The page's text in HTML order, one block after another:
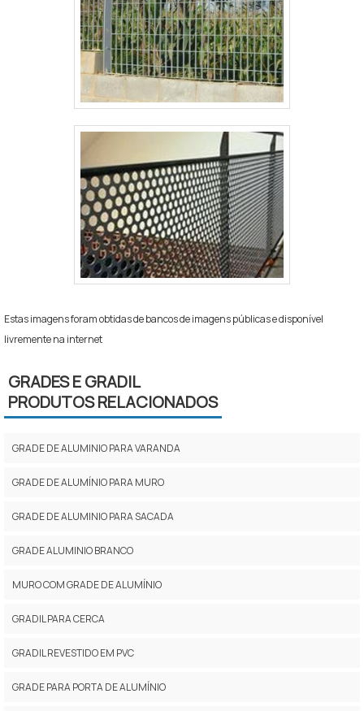
Estas imagens foram obtidas de bancos de imagens públicas e disponível
livremente na internet
GRADES E GRADIL
PRODUTOS RELACIONADOS
GRADE DE ALUMINIO PARA VARANDA
GRADE DE ALUMÍNIO PARA MURO
GRADE DE ALUMINIO PARA SACADA
GRADE ALUMINIO BRANCO
MURO COM GRADE DE ALUMÍNIO
GRADIL PARA CERCA
GRADIL REVESTIDO EM PVC
GRADE PARA PORTA DE ALUMÍNIO